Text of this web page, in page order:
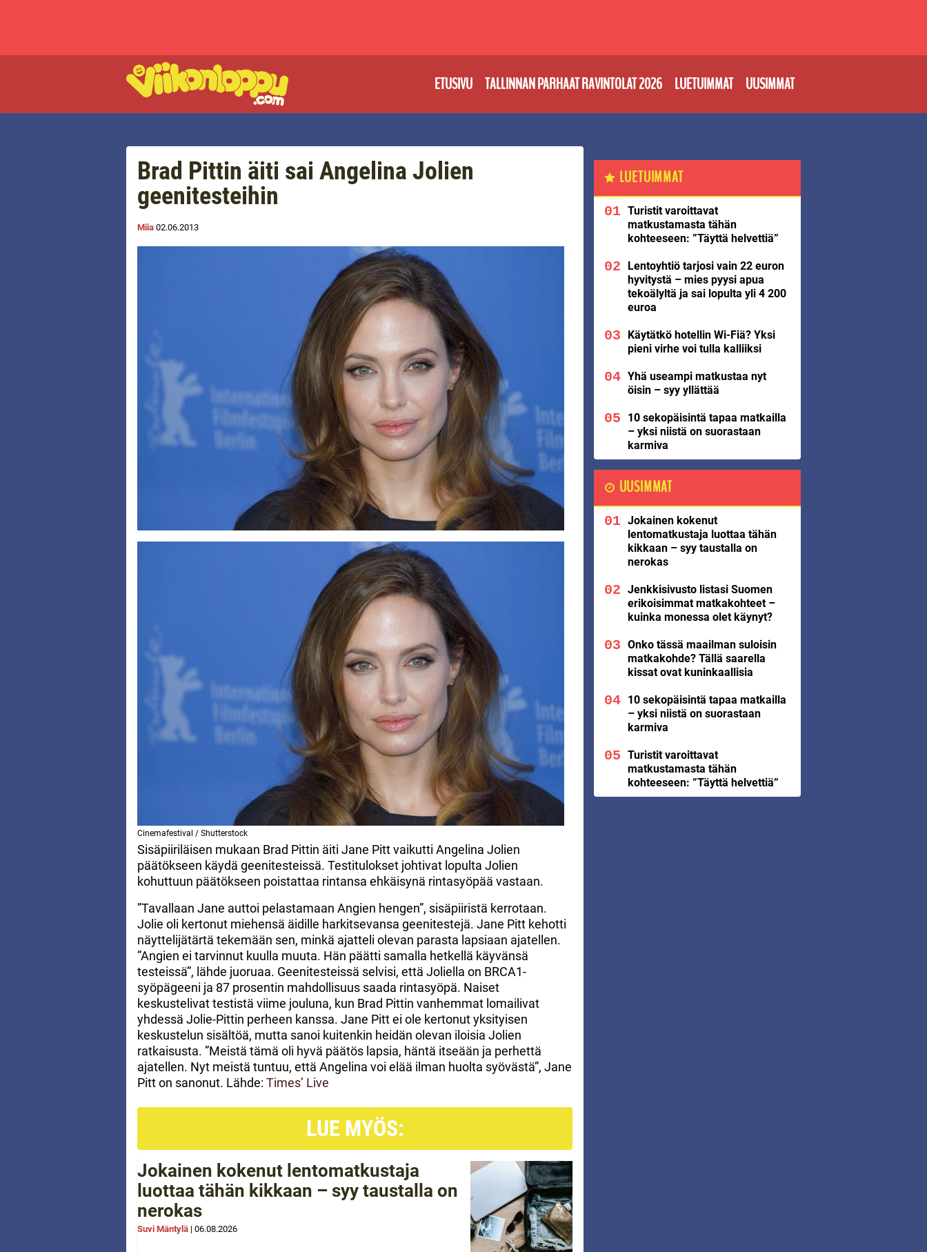
ETUSIVU TALLINNAN PARHAAT RAVINTOLAT 2026 LUETUIMMAT UUSIMMAT
Brad Pittin äiti sai Angelina Jolien
geenitesteihin
Miia 02.06.2013
Cinemafestival / Shutterstock
Sisäpiiriläisen mukaan Brad Pittin äiti Jane Pitt vaikutti Angelina Jolien
päätökseen käydä geenitesteissä. Testitulokset johtivat lopulta Jolien
kohuttuun päätökseen poistattaa rintansa ehkäisynä rintasyöpää vastaan.
”Tavallaan Jane auttoi pelastamaan Angien hengen”, sisäpiiristä kerrotaan.
Jolie oli kertonut miehensä äidille harkitsevansa geenitestejä. Jane Pitt kehotti
näyttelijätärtä tekemään sen, minkä ajatteli olevan parasta lapsiaan ajatellen.
”Angien ei tarvinnut kuulla muuta. Hän päätti samalla hetkellä käyvänsä
testeissä”, lähde juoruaa. Geenitesteissä selvisi, että Joliella on BRCA1-
syöpägeeni ja 87 prosentin mahdollisuus saada rintasyöpä. Naiset
keskustelivat testistä viime jouluna, kun Brad Pittin vanhemmat lomailivat
yhdessä Jolie-Pittin perheen kanssa. Jane Pitt ei ole kertonut yksityisen
keskustelun sisältöä, mutta sanoi kuitenkin heidän olevan iloisia Jolien
ratkaisusta. ”Meistä tämä oli hyvä päätös lapsia, häntä itseään ja perhettä
ajatellen. Nyt meistä tuntuu, että Angelina voi elää ilman huolta syövästä”, Jane
Pitt on sanonut. Lähde: Times’ Live
LUE MYÖS:
Jokainen kokenut lentomatkustaja
luottaa tähän kikkaan – syy taustalla on
nerokas
Suvi Mäntylä | 06.08.2026
LUETUIMMAT
Turistit varoittavat
matkustamasta tähän
kohteeseen: ”Täyttä helvettiä”
Lentoyhtiö tarjosi vain 22 euron
hyvitystä – mies pyysi apua
tekoälyltä ja sai lopulta yli 4 200
euroa
Käytätkö hotellin Wi-Fiä? Yksi
pieni virhe voi tulla kalliiksi
Yhä useampi matkustaa nyt
öisin – syy yllättää
10 sekopäisintä tapaa matkailla
– yksi niistä on suorastaan
karmiva
UUSIMMAT
Jokainen kokenut
lentomatkustaja luottaa tähän
kikkaan – syy taustalla on
nerokas
Jenkkisivusto listasi Suomen
erikoisimmat matkakohteet –
kuinka monessa olet käynyt?
Onko tässä maailman suloisin
matkakohde? Tällä saarella
kissat ovat kuninkaallisia
10 sekopäisintä tapaa matkailla
– yksi niistä on suorastaan
karmiva
Turistit varoittavat
matkustamasta tähän
kohteeseen: ”Täyttä helvettiä”